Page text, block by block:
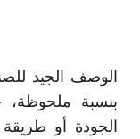
الوصف الجيد
بنسبة ملحوظة،
الجودة أو